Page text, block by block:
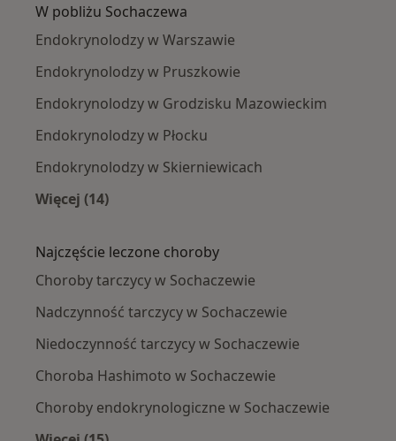
W pobliżu Sochaczewa
Endokrynolodzy w Warszawie
Endokrynolodzy w Pruszkowie
Endokrynolodzy w Grodzisku Mazowieckim
Endokrynolodzy w Płocku
Endokrynolodzy w Skierniewicach
Więcej (14)
Najczęście leczone choroby
Choroby tarczycy w Sochaczewie
Nadczynność tarczycy w Sochaczewie
Niedoczynność tarczycy w Sochaczewie
Choroba Hashimoto w Sochaczewie
Choroby endokrynologiczne w Sochaczewie